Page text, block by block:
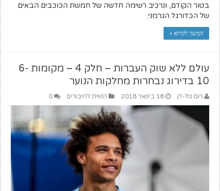
בטור הקודם, ונרכיב רשימה חדשה של חמשת הכוכבים הבאים
של הכדורגל הגרמני.
המשך לקרוא »
עולם ללא שוק העברות – חלק 4 – מקומות 6-
10 בדירוג נבחרות מחלקות הנוער
רום טל-דן 18 בינואר 2018 הזווית לחיבורים 0